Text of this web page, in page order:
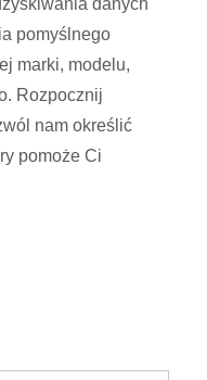
danych
pomyślnego
marki, modelu,
Rozpocznij
nam określić
pomoże Ci